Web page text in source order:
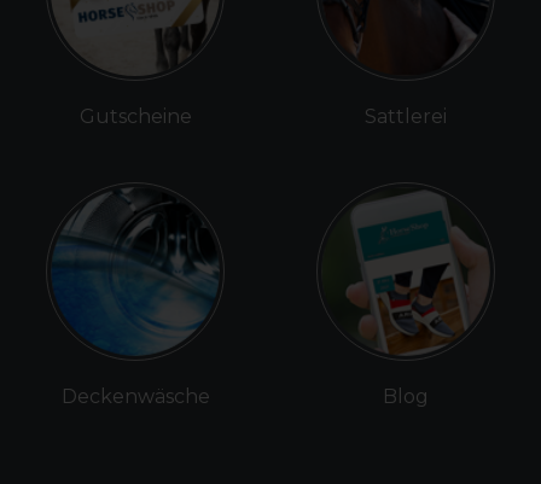
Gutscheine
Deckenwäsche
Sattlerei
Blog